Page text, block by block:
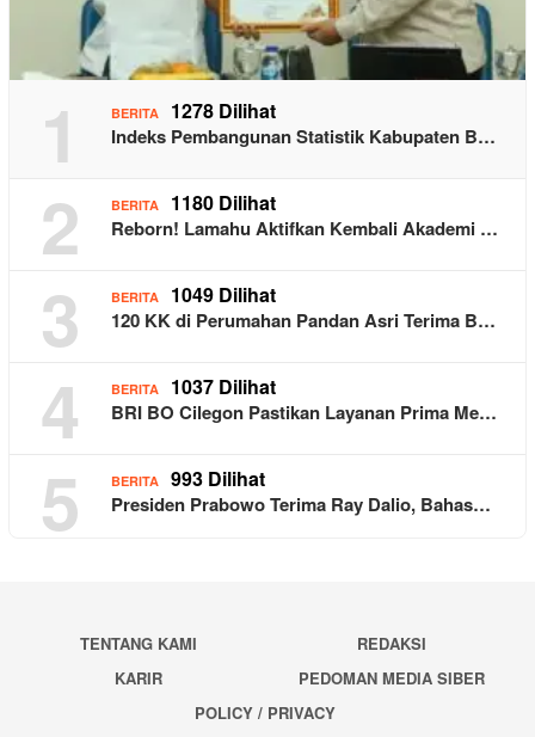
1 BERITA 1278 Dilihat
Indeks Pembangunan Statistik Kabupaten B…
2 BERITA 1180 Dilihat
Reborn! Lamahu Aktifkan Kembali Akademi …
3 BERITA 1049 Dilihat
120 KK di Perumahan Pandan Asri Terima B…
4 BERITA 1037 Dilihat
BRI BO Cilegon Pastikan Layanan Prima Me…
5 BERITA 993 Dilihat
Presiden Prabowo Terima Ray Dalio, Bahas…
TENTANG KAMI
REDAKSI
KARIR
PEDOMAN MEDIA SIBER
POLICY / PRIVACY